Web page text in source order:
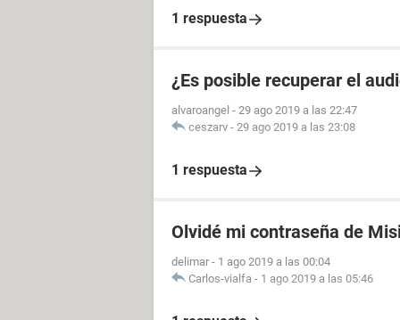
1 respuesta
¿Es posible recuperar el
alvaroangel - 29 ago 2019 a las 22:47
ceszarv - 29 ago 2019 a las 23:08
1 respuesta
Olvidé mi contraseña de
delimar - 1 ago 2019 a las 00:04
Carlos-vialfa - 1 ago 2019 a las 05:46